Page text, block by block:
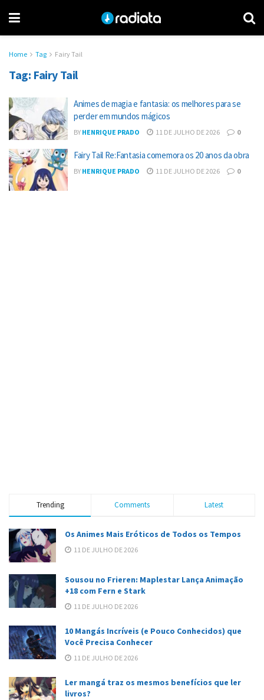
Home Tag Fairy Tail
Tag: Fairy Tail
Animes de magia e fantasia: os melhores para se
perder em mundos mágicos
BY HENRIQUE PRADO 11 DE JULHO DE 2026 0
Fairy Tail Re:Fantasia comemora os 20 anos da obra
BY HENRIQUE PRADO 11 DE JULHO DE 2026 0
Trending Comments Latest
Os Animes Mais Eróticos de Todos os Tempos
11 DE JULHO DE 2026
Sousou no Frieren: Maplestar Lança Animação
+18 com Fern e Stark
11 DE JULHO DE 2026
10 Mangás Incríveis (e Pouco Conhecidos) que
Você Precisa Conhecer
11 DE JULHO DE 2026
Ler mangá traz os mesmos benefícios que ler
livros?